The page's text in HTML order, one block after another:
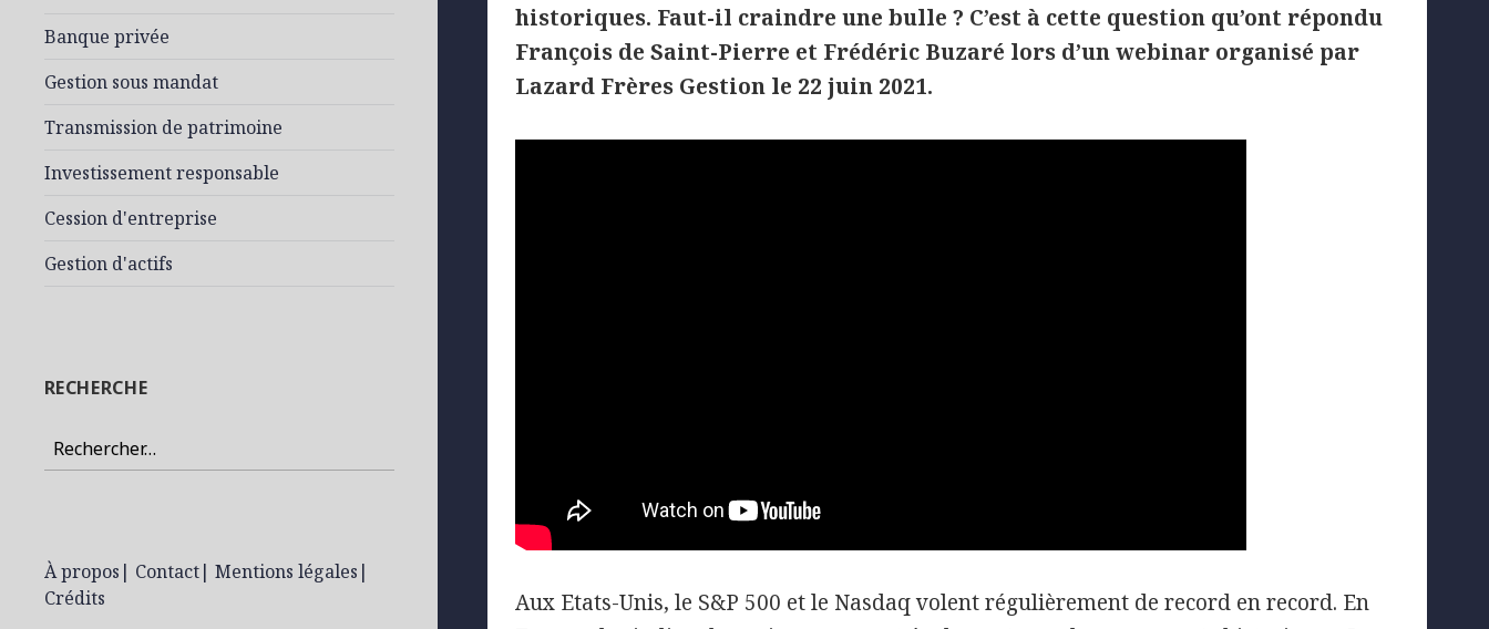
Banque privée
Gestion sous mandat
Transmission de patrimoine
Investissement responsable
Cession d'entreprise
Gestion d'actifs
RECHERCHE
Rechercher :
À propos | Contact| Mentions légales |
Crédits
historiques. Faut-il craindre une bulle ? C’est à cette question qu’ont répondu
François de Saint-Pierre et Frédéric Buzaré lors d’un webinar organisé par
Lazard Frères Gestion le 22 juin 2021.
Aux Etats-Unis, le S&P 500 et le Nasdaq volent régulièrement de record en record. En